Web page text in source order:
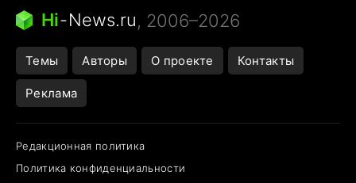
Следующая пандемия
Hi-News.ru, 2006–2026
Темы Авторы О проекте Контакты
Реклама
Редакционная политика
Политика конфиденциальности